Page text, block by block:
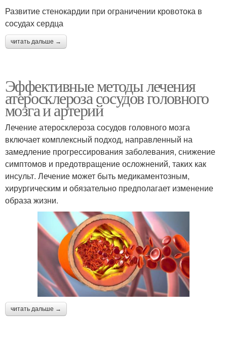
Развитие стенокардии при ограничении кровотока в
сосудах сердца
читать дальше →
Эффективные методы лечения
атеросклероза сосудов головного
мозга и артерий
Лечение атеросклероза сосудов головного мозга
включает комплексный подход, направленный на
замедление прогрессирования заболевания, снижение
симптомов и предотвращение осложнений, таких как
инсульт. Лечение может быть медикаментозным,
хирургическим и обязательно предполагает изменение
образа жизни.
читать дальше →